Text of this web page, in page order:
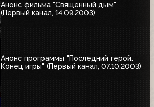
Анонс фильма "Священный дым"
(Первый канал, 14.09.2003)
Анонс программы "Последний герой.
Конец игры" (Первый канал, 07.10.2003)